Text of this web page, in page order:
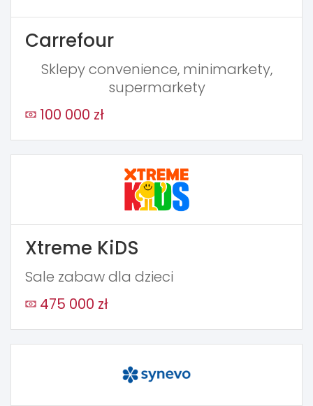
Carrefour
Sklepy convenience, minimarkety,
supermarkety
100 000 zł
Xtreme KiDS
Sale zabaw dla dzieci
475 000 zł